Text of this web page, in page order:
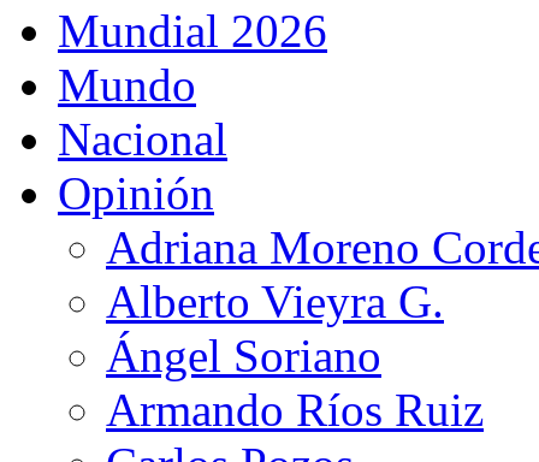
Mundial 2026
Mundo
Nacional
Opinión
Adriana Moreno
Alberto Vieyra G.
Ángel Soriano
Armando Ríos Ruiz